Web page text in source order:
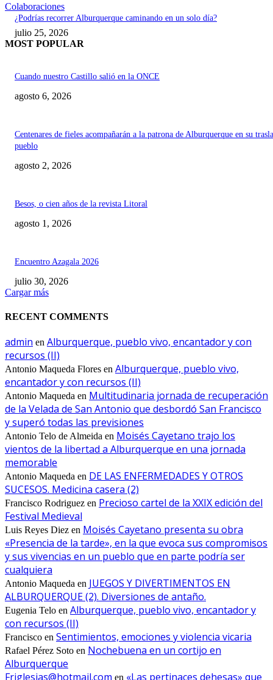
Colaboraciones
¿Podrías recorrer Alburquerque caminando en un solo día?
julio 25, 2026
MOST POPULAR
Cuando nuestro Castillo salió en la ONCE
agosto 6, 2026
Centenares de fieles acompañarán a la patrona de Alburquerque en su
pueblo
agosto 2, 2026
Besos, o cien años de la revista Litoral
agosto 1, 2026
Encuentro Azagala 2026
julio 30, 2026
Cargar más
RECENT COMMENTS
admin en Alburquerque, pueblo vivo, encantador y con
recursos (II)
Antonio Maqueda Flores en Alburquerque, pueblo vivo,
encantador y con recursos (II)
Antonio Maqueda en Multitudinaria jornada de recuperación
de la Velada de San Antonio que desbordó San Francisco
y superó todas las previsiones
Antonio Telo de Almeida en Moisés Cayetano trajo los
vientos de la libertad a Alburquerque en una jornada
memorable
Antonio Maqueda en DE LAS ENFERMEDADES Y OTROS
SUCESOS. Medicina casera (2)
Francisco Rodriguez en Precioso cartel de la XXIX edición del
Festival Medieval
Luis Reyes Diez en Moisés Cayetano presenta su obra
«Presencia de la tarde», en la que evoca sus compromisos
y sus vivencias en un pueblo que en parte podría ser
cualquiera
Antonio Maqueda en JUEGOS Y DIVERTIMENTOS EN
ALBURQUERQUE (2). Diversiones de antaño.
Eugenia Telo en Alburquerque, pueblo vivo, encantador y
con recursos (II)
Francisco en Sentimientos, emociones y violencia vicaria
Rafael Pérez Soto en Nochebuena en un cortijo en
Alburquerque
Friglesias@hotmail.com en «Las pertinaces dehesas» que